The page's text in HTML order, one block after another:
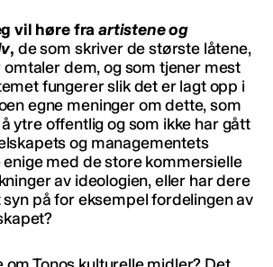
vil høre fraartistene og
, de som skriver de største låtene,
omtaler dem, og som tjener mest
fungerer slik det er lagt opp i
egne meninger om dette, som
ytre offentlig og som ikke har gått
og managementets
med de store kommersielle
av ideologien, eller har dere
på for eksempel fordelingen av